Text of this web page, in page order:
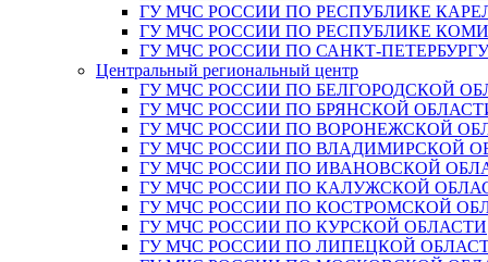
ГУ МЧС РОССИИ ПО РЕСПУБЛИКЕ
ГУ МЧС РОССИИ ПО РЕСПУБЛИКЕ КОМИ
ГУ МЧС РОССИИ ПО САНКТ-ПЕТЕРБУРГУ
Центральный региональный центр
ГУ МЧС РОССИИ ПО БЕЛГОРОДСКОЙ
ГУ МЧС РОССИИ ПО БРЯНСКОЙ
ГУ МЧС РОССИИ ПО ВОРОНЕЖСКОЙ
ГУ МЧС РОССИИ ПО ВЛАДИМИРСКОЙ
ГУ МЧС РОССИИ ПО ИВАНОВСКОЙ
ГУ МЧС РОССИИ ПО КАЛУЖСКОЙ
ГУ МЧС РОССИИ ПО КОСТРОМСКОЙ
ГУ МЧС РОССИИ ПО КУРСКОЙ ОБЛАСТИ
ГУ МЧС РОССИИ ПО ЛИПЕЦКОЙ